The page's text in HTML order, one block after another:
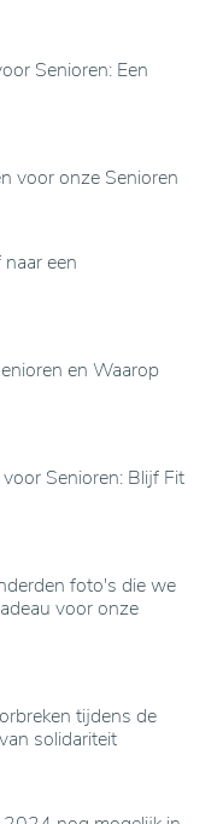
Senioren: Een
voor onze Senioren
een
en Waarop
Senioren: Blijf Fit
foto's die we
voor onze
tijdens de
solidariteit